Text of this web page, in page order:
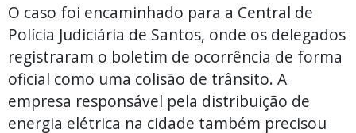
O caso foi encaminhado para a Central de
Polícia Judiciária de Santos, onde os delegados
registraram o boletim de ocorrência de forma
oficial como uma colisão de trânsito. A
empresa responsável pela distribuição de
energia elétrica na cidade também precisou